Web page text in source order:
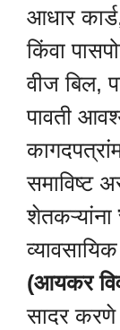
आधार
किंवा
वीज बिल,
पावती
समाविष्ट
शेतकऱ्यांना
(आयकर
सादर